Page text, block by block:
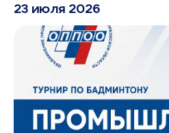
23 июля 2026